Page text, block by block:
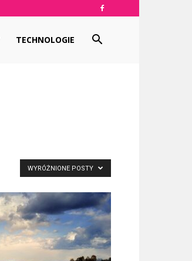
TECHNOLOGIE
WYRÓŻNIONE POSTY